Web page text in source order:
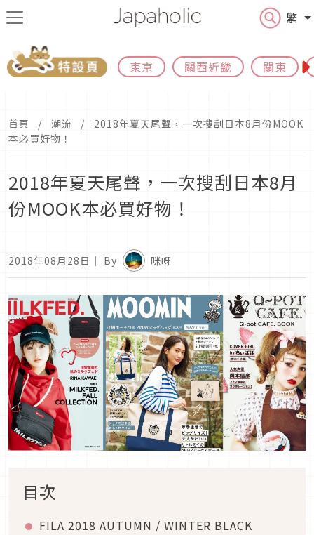
繁
東京 關西近畿 關東
首頁 潮流
2018年夏天尾聲，一次搜刮日本8月份MOOK
本必買好物！
2018年夏天尾聲，一次搜刮日本8月
份MOOK本必買好物！
2018年08月28日 ｜ By 咪呀
目次
FILA 2018 AUTUMN / WINTER BLACK